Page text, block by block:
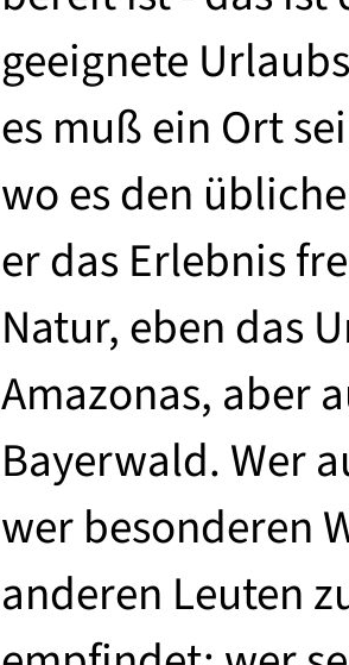
geeignete
es muß ein Ort
wo es den
er das Erlebnis
Natur, eben das
Amazonas, aber
Bayerwald. Wer
wer besonderen
anderen Leuten